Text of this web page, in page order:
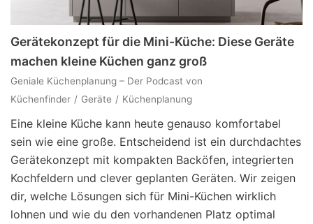
Gerätekonzept für die Mini-Küche: Diese Geräte
machen kleine Küchen ganz groß
Geniale Küchenplanung – Der Podcast von
Küchenfinder
Geräte Küchenplanung
Eine kleine Küche kann heute genauso komfortabel
sein wie eine große. Entscheidend ist ein durchdachtes
Gerätekonzept mit kompakten Backöfen, integrierten
Kochfeldern und clever geplanten Geräten. Wir zeigen
dir, welche Lösungen sich für Mini-Küchen wirklich
lohnen und wie du den vorhandenen Platz optimal